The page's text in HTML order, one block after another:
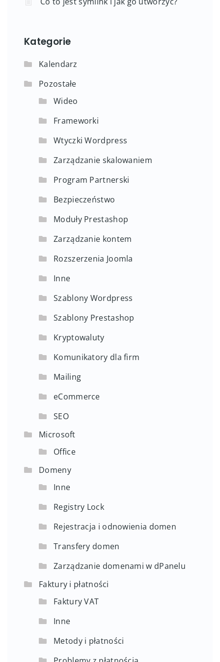
Kategorie
Kalendarz
Pozostałe
Wideo
Frameworki
Wtyczki Wordpress
Zarządzanie skalowaniem
Program Partnerski
Bezpieczeństwo
Moduły Prestashop
Zarządzanie kontem
Rozszerzenia Joomla
Inne
Szablony Wordpress
Szablony Prestashop
Kryptowaluty
Komunikatory dla firm
Mailing
eCommerce
SEO
Microsoft
Office
Domeny
Inne
Registry Lock
Rejestracja i odnowienia domen
Transfery domen
Zarządzanie domenami w dPanelu
Faktury i płatności
Faktury VAT
Inne
Metody i płatności